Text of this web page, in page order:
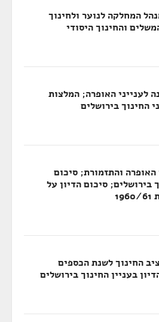
המחלקה לנוער ולחינוך
והחינוך היסודי
לענייני האופרה; המלצות
החינוך בירושלים
האופרה והתזמורת; סיכום
בירושלים; סיכום הדיון על
החינוך לשנת הכספים